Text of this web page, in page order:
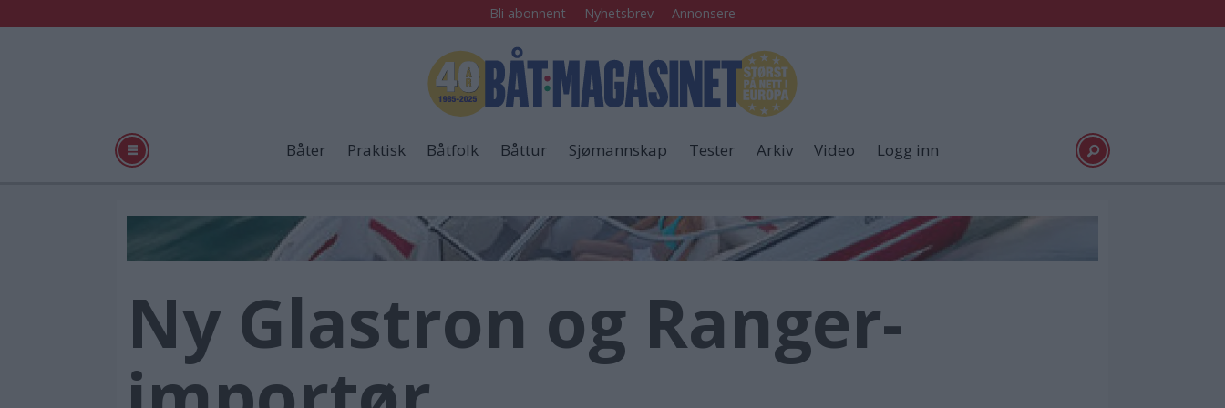
Bli abonnent Nyhetsbrev Annonsere
Båter Praktisk Båtfolk Båttur Sjømannskap Tester Arkiv Video Logg inn
Ny Glastron og Ranger-